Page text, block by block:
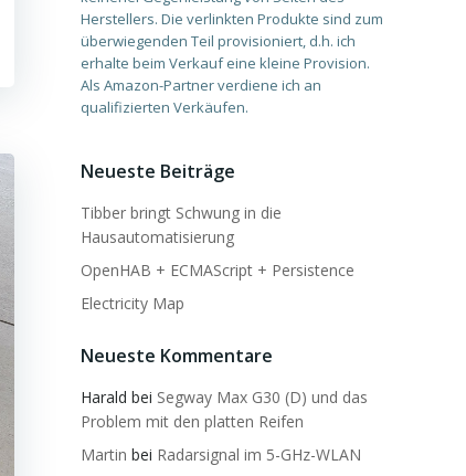
Herstellers. Die verlinkten Produkte sind zum
überwiegenden Teil provisioniert, d.h. ich
erhalte beim Verkauf eine kleine Provision.
Als Amazon-Partner verdiene ich an
qualifizierten Verkäufen.
Neueste Beiträge
Tibber bringt Schwung in die
Hausautomatisierung
OpenHAB + ECMAScript + Persistence
Electricity Map
Neueste Kommentare
Harald bei Segway Max G30 (D) und das
Problem mit den platten Reifen
Martin bei Radarsignal im 5-GHz-WLAN